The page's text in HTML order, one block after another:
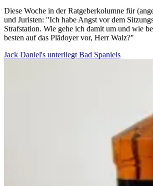
Diese Woche in der Ratgeberkolumne für
und Juristen: "Ich habe Angst vor dem
Strafstation. Wie gehe ich damit um und wie
besten auf das Plädoyer vor, Herr Walz?"
Jack Daniel's unterliegt Bad Spaniels